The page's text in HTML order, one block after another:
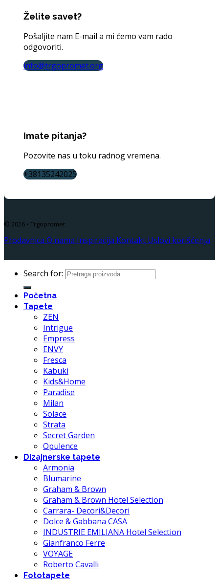
Želite savet?
Pošaljite nam E-mail a mi ćemo vam rado
odgovoriti.
info@trgopromet.org
Imate pitanja?
Pozovite nas u toku radnog vremena.
+38135242025
© 2026 • Trgopromet
Prodavnica O nama Inspiracija Kontakt Uslovi korišćenja
Search for:
Početna
Tapete
ZEN
Intrigue
Empress
ENVY
Fresca
Kabuki
Kids&Home
Paradise
Milan
Solace
Strata
Secret Garden
Opulence
Dizajnerske tapete
Armonia
Blumarine
Graham & Brown
Graham & Brown Hotel Selection
Carrara- Decori&Decori
Dolce & Gabbana CASA
INDUSTRIE EMILIANA Hotel Selection
Gianfranco Ferre
VOYAGE
Roberto Cavalli
Fototapete